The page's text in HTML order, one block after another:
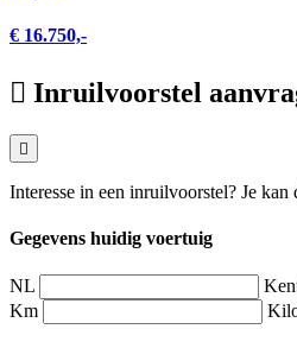
€ 16.750,-
Inruilvoorstel
Interesse in een inruilvoorstel? Je kan
Gegevens huidig voertuig
NL
Km